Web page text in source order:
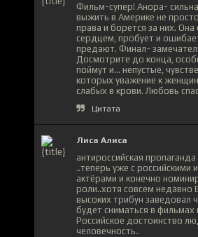
Фильм-супер! Анора-
выжить в Америке не
права и борется за них. Она
сердцем, пробует и
предают. Финал-
Досмотрите до конца,
поймут и... непустые,
которых уважение к
слабых в крови. Любовь
Цитата
Лиса Алиса
антироссийская
..теперь уже с российскими
актёрами и конечно
роли..хотя совсем недавно
высоких трибун заведовал
будет сниматься в
Российское достоинство
человечность..